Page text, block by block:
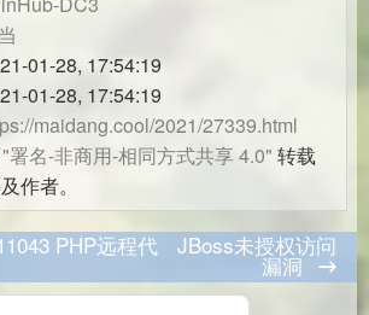
DC3
01-28, 17:54:19
01-28, 17:54:19
maidang.cool/2021/27339.html
"署名-非商用-相同方式共享 4.0" 转载
作者。
PHP远程代
JBoss未授权访问
漏洞